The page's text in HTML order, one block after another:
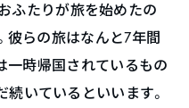
おふたりが旅を始めたの
彼らの旅はなんと7年間
一時帰国されているもの
続いているといいます。